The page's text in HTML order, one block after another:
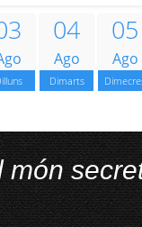
04
Ago
Dimarts
05
Ago
món